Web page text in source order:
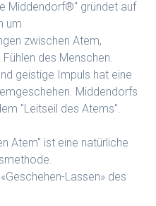
Middendorf®" gründet auf
um
zwischen Atem,
des Menschen.
geistige Impuls hat eine
Middendorfs
"Leitseil des Atems".
Atem" ist eine natürliche
Lassen» des